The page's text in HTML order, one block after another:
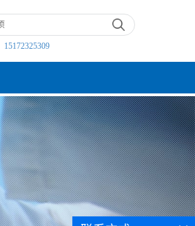
15172325309